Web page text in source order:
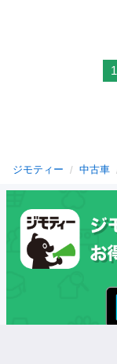
1
ジモティー 中古車